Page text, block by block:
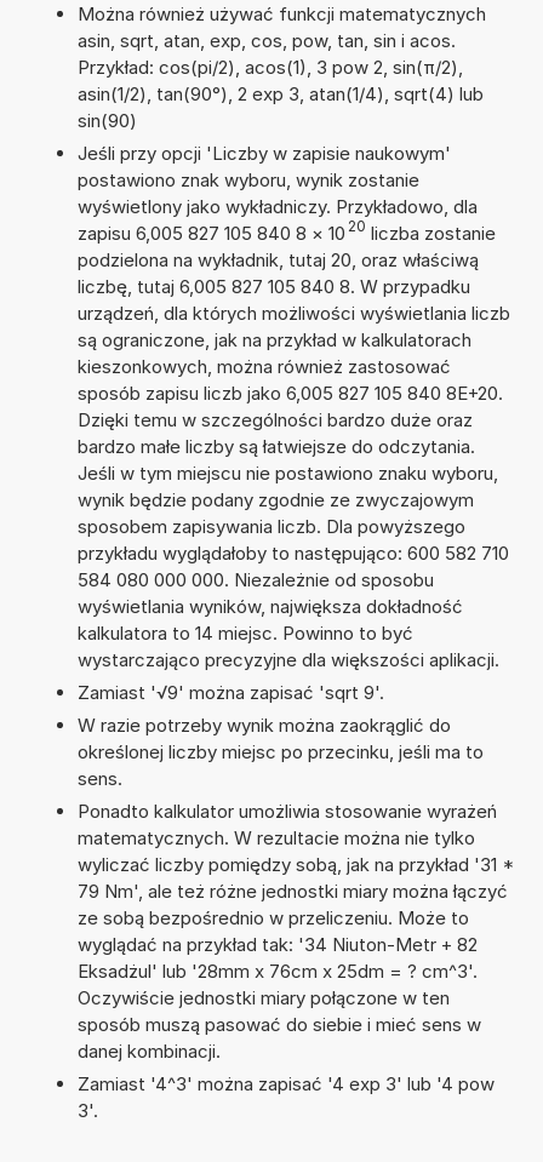
Można również używać funkcji matematycznych
asin, sqrt, atan, exp, cos, pow, tan, sin i acos.
Przykład: cos(pi/2), acos(1), 3 pow 2, sin(π/2),
asin(1/2), tan(90°), 2 exp 3, atan(1/4), sqrt(4) lub
sin(90)
Jeśli przy opcji 'Liczby w zapisie naukowym'
postawiono znak wyboru, wynik zostanie
wyświetlony jako wykładniczy. Przykładowo, dla
zapisu 6,005 827 105 840 8 × 10 20 liczba zostanie
podzielona na wykładnik, tutaj 20, oraz właściwą
liczbę, tutaj 6,005 827 105 840 8. W przypadku
urządzeń, dla których możliwości wyświetlania liczb
są ograniczone, jak na przykład w kalkulatorach
kieszonkowych, można również zastosować
sposób zapisu liczb jako 6,005 827 105 840 8E+20.
Dzięki temu w szczególności bardzo duże oraz
bardzo małe liczby są łatwiejsze do odczytania.
Jeśli w tym miejscu nie postawiono znaku wyboru,
wynik będzie podany zgodnie ze zwyczajowym
sposobem zapisywania liczb. Dla powyższego
przykładu wyglądałoby to następująco: 600 582 710
584 080 000 000. Niezależnie od sposobu
wyświetlania wyników, największa dokładność
kalkulatora to 14 miejsc. Powinno to być
wystarczająco precyzyjne dla większości aplikacji.
Zamiast '√9' można zapisać 'sqrt 9'.
W razie potrzeby wynik można zaokrąglić do
określonej liczby miejsc po przecinku, jeśli ma to
sens.
Ponadto kalkulator umożliwia stosowanie wyrażeń
matematycznych. W rezultacie można nie tylko
wyliczać liczby pomiędzy sobą, jak na przykład '31 *
79 Nm', ale też różne jednostki miary można łączyć
ze sobą bezpośrednio w przeliczeniu. Może to
wyglądać na przykład tak: '34 Niuton-Metr + 82
Eksadżul' lub '28mm x 76cm x 25dm = ? cm^3'.
Oczywiście jednostki miary połączone w ten
sposób muszą pasować do siebie i mieć sens w
danej kombinacji.
Zamiast '4^3' można zapisać '4 exp 3' lub '4 pow
3'.